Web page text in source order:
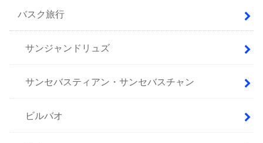
バスク旅行
サンジャンドリュズ
サンセバスティアン・サンセバスチャン
ビルバオ